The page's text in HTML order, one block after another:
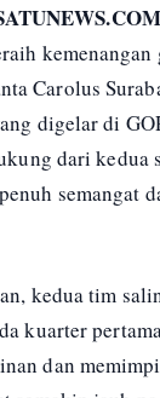
Carolus
digelar di
dari kedua
semangat
kedua tim
kuarter
dan